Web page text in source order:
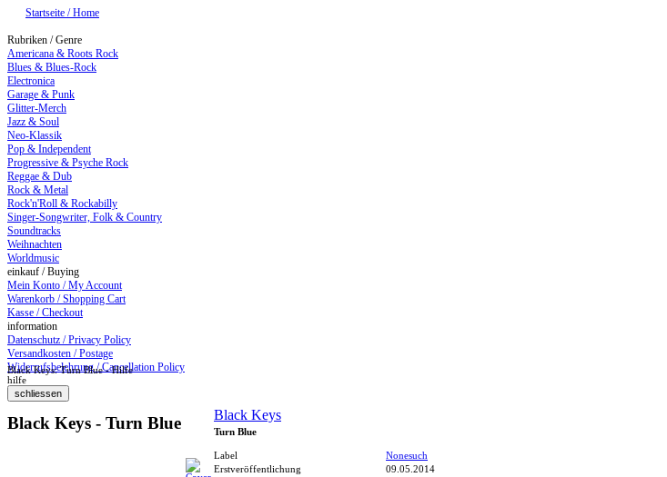
Startseite / Home
Rubriken / Genre
Americana & Roots Rock
Blues & Blues-Rock
Electronica
Garage & Punk
Glitter-Merch
Jazz & Soul
Neo-Klassik
Pop & Independent
Progressive & Psyche Rock
Reggae & Dub
Rock & Metal
Rock'n'Roll & Rockabilly
Singer-Songwriter, Folk & Country
Soundtracks
Weihnachten
Worldmusic
einkauf / Buying
Mein Konto / My Account
Warenkorb / Shopping Cart
Kasse / Checkout
information
Datenschutz / Privacy Policy
Versandkosten / Postage
Widerrufsbelehrung / Cancellation Policy
Black Keys: Turn Blue - Hilfe
hilfe
Black Keys - Turn Blue Black Keys
Turn Blue
Label
Nonesuch
Erstveröffentlichung
09.05.2014